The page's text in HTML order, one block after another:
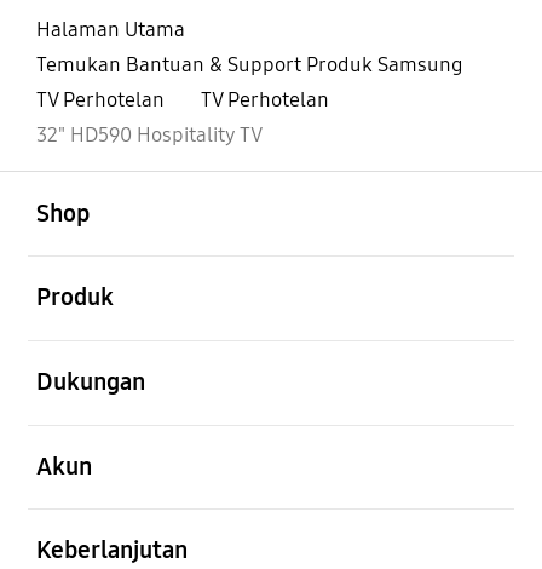
Halaman Utama
Temukan Bantuan & Support Produk Samsung
TV Perhotelan
TV Perhotelan
32" HD590 Hospitality TV
Shop
Produk
Dukungan
Akun
Keberlanjutan